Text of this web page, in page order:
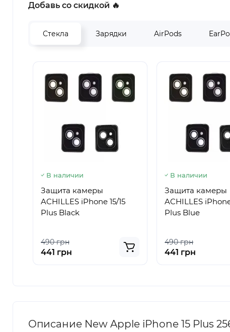
Добавь со скидкой 🔥
Стекла Зарядки AirPods
В наличии
Защита камеры
ACHILLES iPhone 15/15
Plus Black
490 грн
441 грн
В наличии
Защита камеры
ACHILLES iPhone
Plus Blue
490 грн
441 грн
Описание New Apple iPhone 15 Plus